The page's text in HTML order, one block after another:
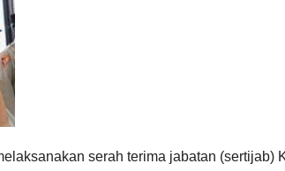
serah terima jabatan (sertijab)